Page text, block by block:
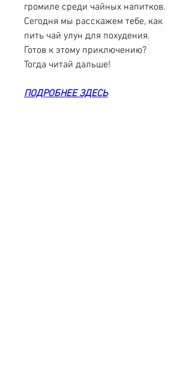
громиле среди чайных напитков.
Сегодня мы расскажем тебе, как
пить чай улун для похудения.
Готов к этому приключению?
Тогда читай дальше!
ПОДРОБНЕЕ ЗДЕСЬ